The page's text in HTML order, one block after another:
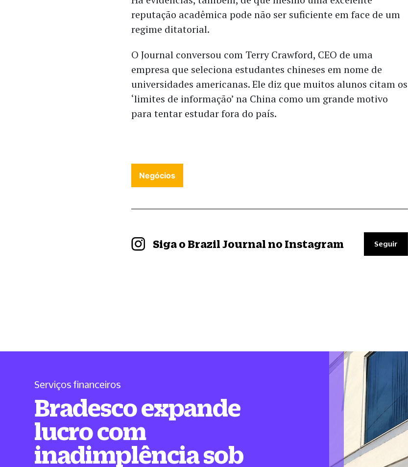
reputação acadêmica pode não ser suficiente em face de um
regime ditatorial.
O Journal conversou com Terry Crawford, CEO de uma
empresa que seleciona estudantes chineses em nome de
universidades americanas. Ele diz que muitos alunos citam os
‘limites de informação’ na China como um grande motivo
para tentar estudar fora do país.
Negócios
Siga o Brazil Journal no Instagram Seguir
Serviços financeiros
Bradesco expande
lucro com
inadimplência sob